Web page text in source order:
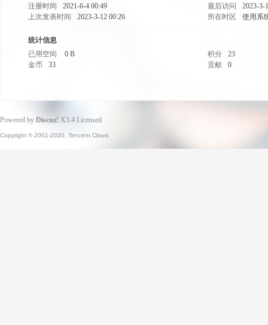
注册时间
2021-6-4 00:49 最后访问
2023-3-
上次发表时间
2023-3-12 00:26 所在时区 使用系
统计信息
已用空间
0 B 积分
23
金币
33 贡献 0
Powered by Discuz! X3.4 Licensed
Copyright © 2001-2020, Tencent Cloud.